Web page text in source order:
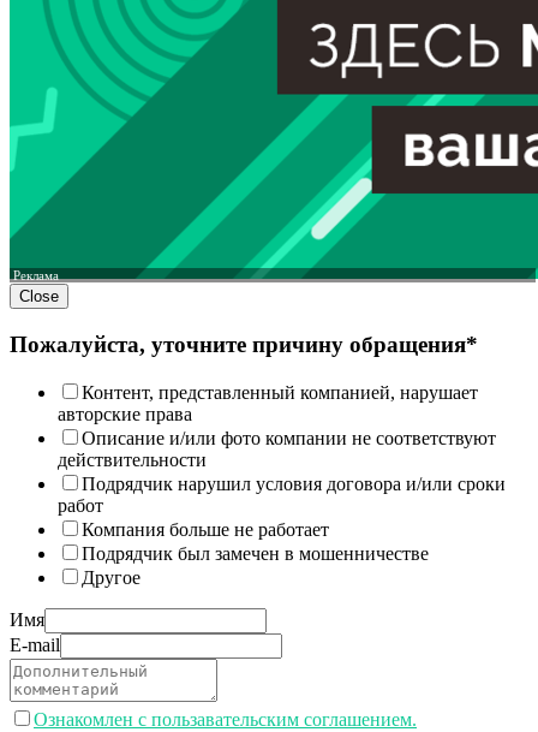
Реклама
Close
Пожалуйста, уточните причину обращения*
Контент, представленный компанией, нарушает
авторские права
Описание и/или фото компании не соответствуют
действительности
Подрядчик нарушил условия договора и/или сроки
работ
Компания больше не работает
Подрядчик был замечен в мошенничестве
Другое
Имя
E-mail
Ознакомлен с пользавательским соглашением.